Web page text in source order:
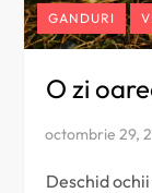
GANDURI
O zi
Deschid